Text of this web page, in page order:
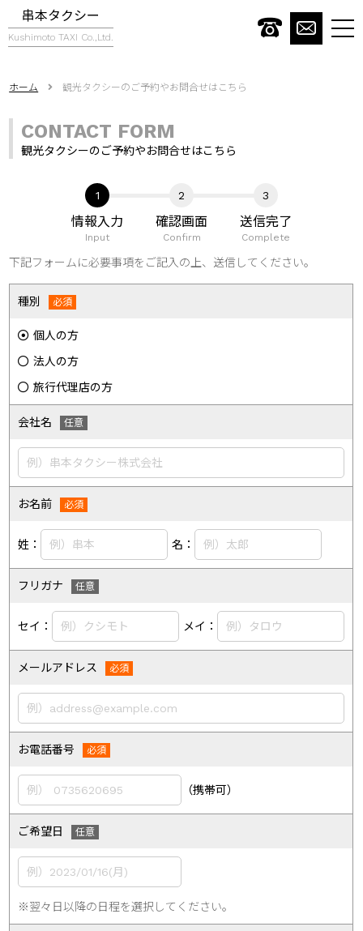
串本タクシー
Kushimoto TAXI Co.,Ltd.
ホーム 観光タクシーのご予約やお問合せはこちら
CONTACT FORM
観光タクシーのご予約やお問合せはこちら
情報入力
Input
確認画面
Confirm
送信完了
Complete
下記フォームに必要事項をご記入の上、送信してください。
種別
個人の方
法人の方
旅行代理店の方
会社名
お名前
姓： 名：
フリガナ
セイ： メイ：
メールアドレス
お電話番号
（携帯可）
ご希望日
※翌々日以降の日程を選択してください。